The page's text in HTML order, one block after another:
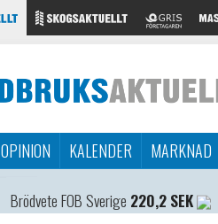
OPINION KALENDER MARKNAD
Brödvete FOB Sverige 220,2 SEK